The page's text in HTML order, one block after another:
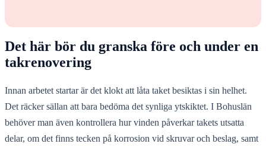
Det här bör du granska före och under en
takrenovering
Innan arbetet startar är det klokt att låta taket besiktas i sin helhet.
Det räcker sällan att bara bedöma det synliga ytskiktet. I Bohuslän
behöver man även kontrollera hur vinden påverkar takets utsatta
delar, om det finns tecken på korrosion vid skruvar och beslag, samt